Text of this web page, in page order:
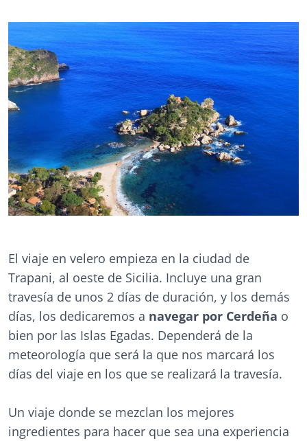
El viaje en velero empieza en la ciudad de
Trapani, al oeste de Sicilia. Incluye una gran
travesía de unos 2 días de duración, y los demás
días, los dedicaremos a navegar por Cerdeña o
bien por las Islas Egadas. Dependerá de la
meteorología que será la que nos marcará los
días del viaje en los que se realizará la travesía.
Un viaje donde se mezclan los mejores
ingredientes para hacer que sea una experiencia